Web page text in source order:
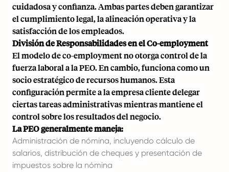
cuidadosa y confianza. Ambas partes deben garantizar
el cumplimiento legal, la alineación operativa y la
satisfacción de los empleados.
División de Responsabilidades en el Co-employment
El modelo de co-employment no otorga control de la
fuerza laboral a la PEO. En cambio, funciona como un
socio estratégico de recursos humanos. Esta
configuración permite a la empresa cliente delegar
ciertas tareas administrativas mientras mantiene el
control sobre los resultados del negocio.
La PEO generalmente maneja:
Administración de nómina, incluyendo cálculo de
salarios, distribución de cheques y presentación de
impuestos sobre la nómina